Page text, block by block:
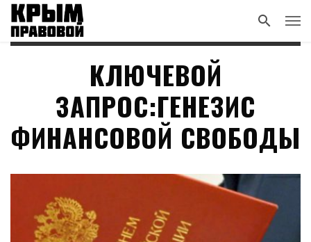
КЛЮЧЕВОЙ
ЗАПРОС:ГЕНЕЗИС
ФИНАНСОВОЙ СВОБОДЫ